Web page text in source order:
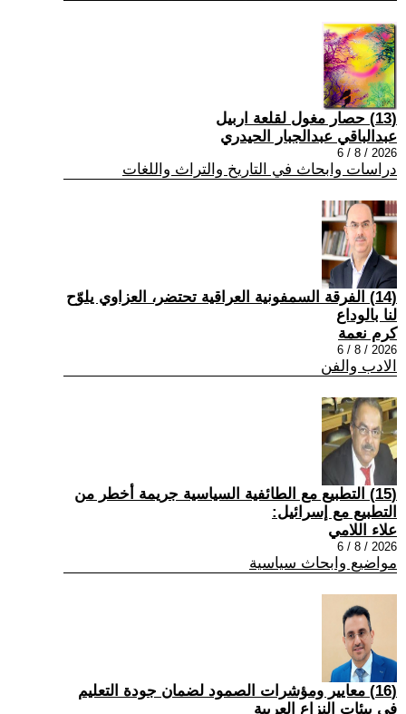
(13) حصار مغول لقلعة اربيل
عبدالباقي عبدالجبار الحيدري
2026 / 8 / 6
دراسات وابحاث في التاريخ والتراث واللغات
(14) الفرقة السمفونية العراقية تحتضر، العزاوي يلوّح
لنا بالوداع
كرم نعمة
2026 / 8 / 6
الادب والفن
(15) التطبيع مع الطائفية السياسية جريمة أخطر من
التطبيع مع إسرائيل:
علاء اللامي
2026 / 8 / 6
مواضيع وابحاث سياسية
(16) معايير ومؤشرات الصمود لضمان جودة التعليم
في بيئات النزاع العربية